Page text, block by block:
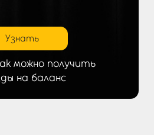
Узнать
можно получить
на баланс